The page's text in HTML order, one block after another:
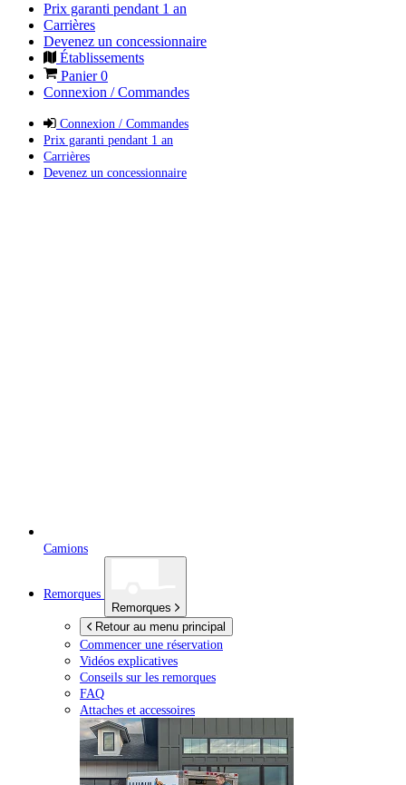
Prix garanti pendant 1 an
Carrières
Devenez un concessionnaire
Établissements
Panier0
Connexion / Commandes
Connexion / Commandes
Prix garanti pendant 1 an
Carrières
Devenez un concessionnaire
Camions
Remorques
Remorques
Retour au menu principal
Commencer une réservation
Vidéos explicatives
Conseils sur les remorques
FAQ
Attaches et accessoires